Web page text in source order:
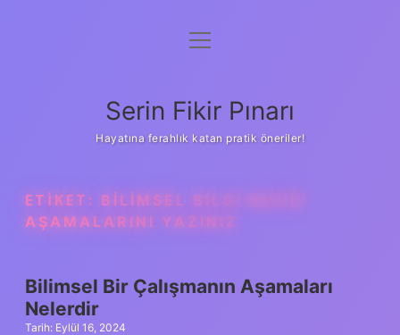
Gizlilik Politikası
Yasal Uyarı
menüyü
Serin Fikir Pınarı
Hayatına ferahlık katan pratik öneriler!
ETIKET: BILIMSEL BILGI NEDIR
AŞAMALARINI YAZINIZ
Bilimsel Bir Çalışmanın Aşamaları
Nelerdir
Tarih: Eylül 16, 2024